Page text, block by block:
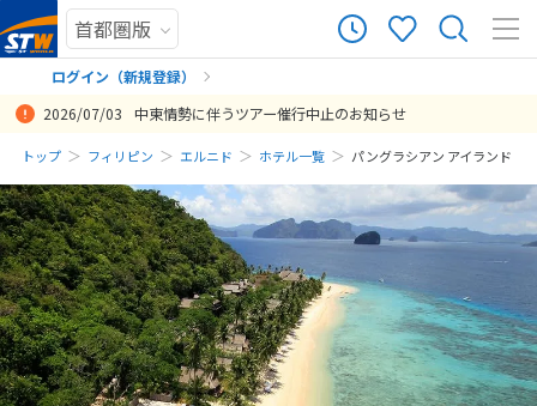
ログイン（新規登録）
まだ履歴がありません
まだ登録がありません
2026/07/03 中東情勢に伴うツアー催行中止のお知らせ
トップ フィリピン エルニド ホテル一覧 パングラシアン アイランド